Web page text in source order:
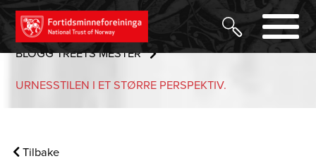
URNES STAVKYRKJE OG VERDSARVSENTER
BLOGG TREETS MESTER
URNESSTILEN I ET STØRRE PERSPEKTIV.
Tilbake